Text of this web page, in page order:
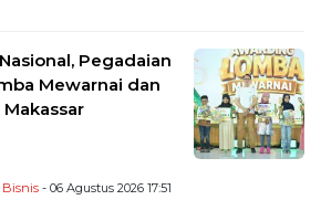
Pegadaian
Mewarnai dan
Bisnis - 06 Agustus 2026 17:51